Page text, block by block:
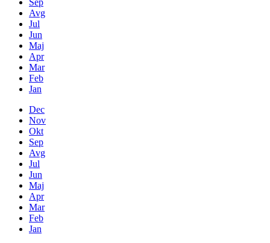
Avg
Jul
Jun
Maj
Apr
Mar
Feb
Jan
Dec
Nov
Okt
Sep
Avg
Jul
Jun
Maj
Apr
Mar
Feb
Jan